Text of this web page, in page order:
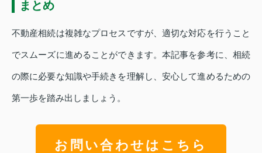
まとめ
不動産相続は複雑なプロセスですが、適切な対応を行うこと
でスムーズに進めることができます。本記事を参考に、相続
の際に必要な知識や手続きを理解し、安心して進めるための
第一歩を踏み出しましょう。
お問い合わせはこちら